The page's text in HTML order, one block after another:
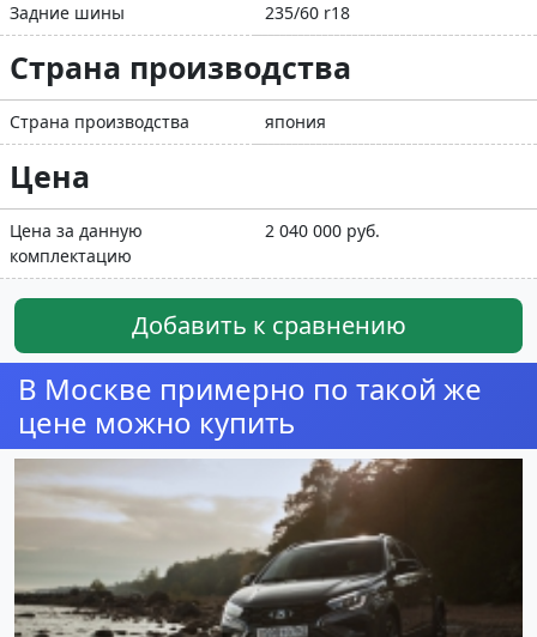
Задние шины
235/60 r18
Страна производства
Страна производства япония
Цена
Цена за данную
комплектацию
2 040 000 руб.
Добавить к сравнению
В Москве примерно по такой же
цене можно купить